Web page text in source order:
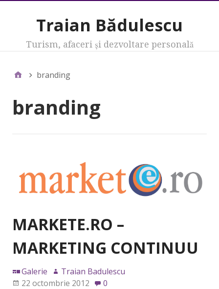
Traian Bădulescu
Turism, afaceri şi dezvoltare personală
branding
branding
MARKETE.RO –
MARKETING CONTINUU
Galerie
Traian Badulescu
22 octombrie 2012
0